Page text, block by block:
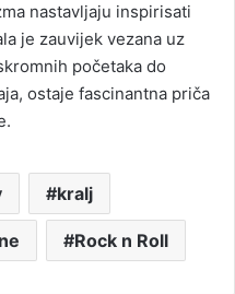
nastavljaju inspirisati
je zauvijek vezana uz
početaka do
ostaje fascinantna priča
kralj
Rock n Roll